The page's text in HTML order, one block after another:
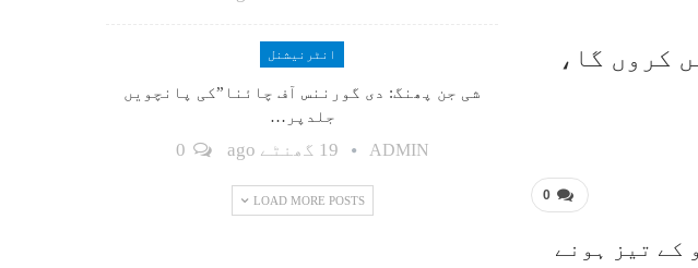
کروں گا،
0
کے تیز ہونے
انٹرنیشنل
شی جن پھنگ: دی گورننس آف چائنا”کی پانچویں
جلدپر…
ADMIN 19 گھنٹے ago
LOAD MORE POSTS